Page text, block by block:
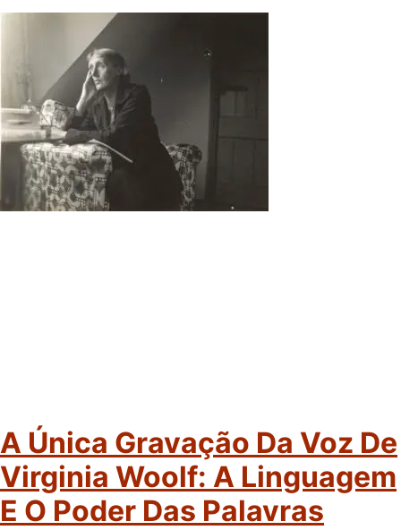
A Única Gravação Da Voz De
Virginia Woolf: A Linguagem
E O Poder Das Palavras